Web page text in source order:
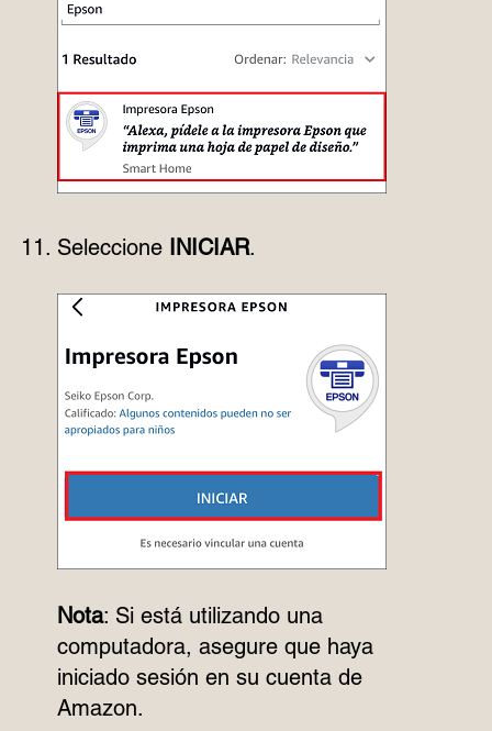
Seleccione INICIAR.
Nota: Si está utilizando una
computadora, asegure que haya
iniciado sesión en su cuenta de
Amazon.